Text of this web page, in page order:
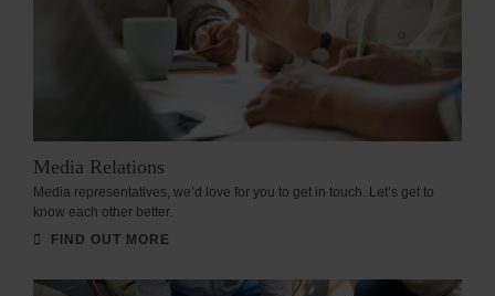
Media Relations
Media representatives, we’d love for you to get in touch. Let’s get to
know each other better.
FIND OUT MORE